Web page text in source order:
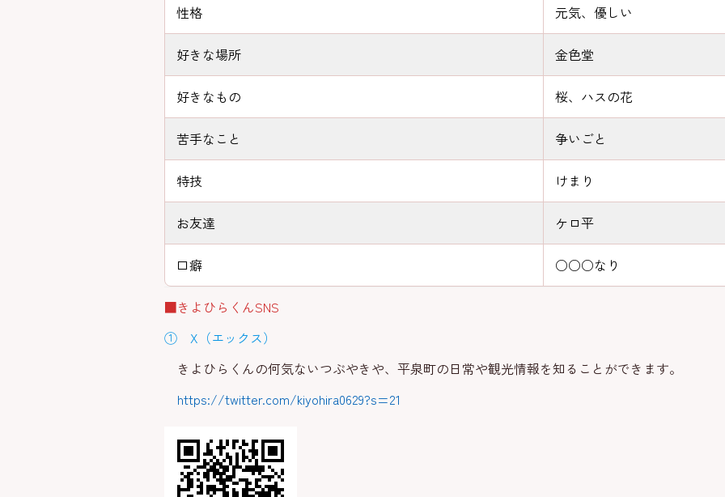
性格 元気、優しい
好きな場所 金色堂
好きなもの 桜、ハスの花
苦手なこと 争いごと
特技 けまり
お友達 ケロ平
口癖 ○○○なり
■きよひらくんSNS
① X（エックス）
きよひらくんの何気ないつぶやきや、平泉町の日常や観光情報を知ることができます。
https://twitter.com/kiyohira0629?s=21